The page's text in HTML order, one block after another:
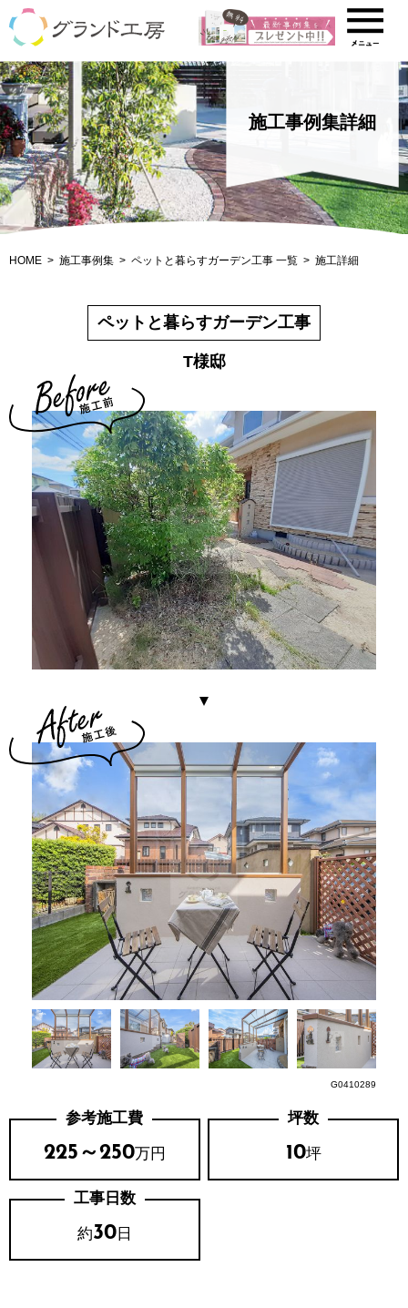
施工事例集詳細
HOME 施工事例集 ペットと暮らすガーデン工事 一覧 施工詳細
ペットと暮らすガーデン工事
T様邸
G0410289
参考施工費
225～250万円
坪数
10坪
工事日数
約30日